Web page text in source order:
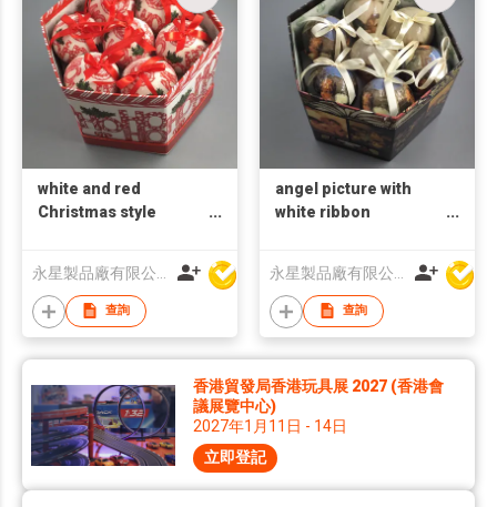
white and red
Christmas style
查詢
angel picture with
white ribbon
查詢
香港貿發局香港玩具展 2027 (香港會
議展覽中心)
2027年1月11日 - 14日
立即登記